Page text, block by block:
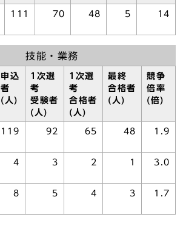
111 70 48 5 14
技能・業務
申込
者
(人)
1次選
考
受験者
(人)
1次選
考
合格者
(人)
最終
合格者
(人)
競争
倍率
(倍)
119 92 65 48 1.9
4 3 2 1 3.0
8 5 4 3 1.7